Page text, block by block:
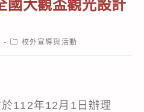
國大觀盃觀光設計
Post校外宣導與活動
112年12月1日辦理